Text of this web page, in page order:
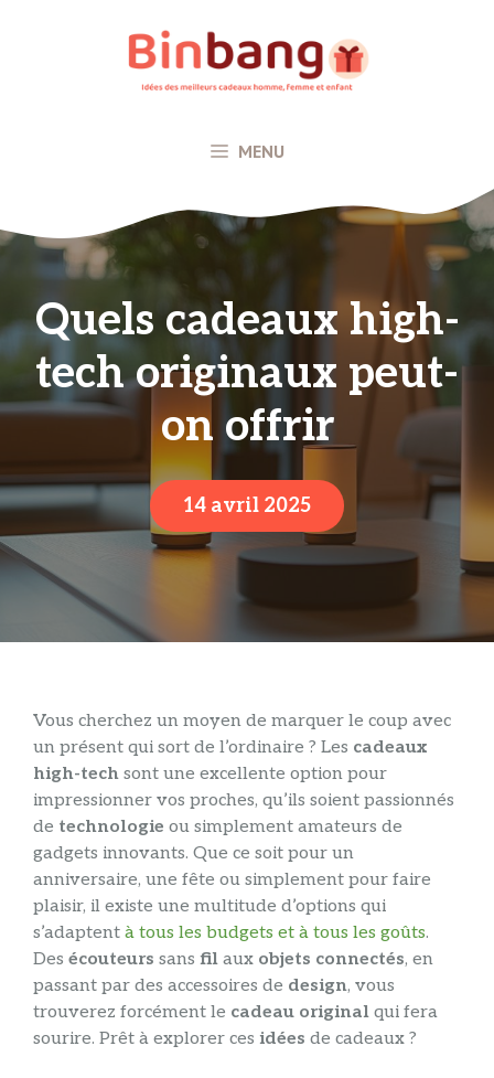
MENU
Quels cadeaux high-
tech originaux peut-
on offrir
14 avril 2025
Vous cherchez un moyen de marquer le coup avec
un présent qui sort de l’ordinaire ? Les cadeaux
high-tech sont une excellente option pour
impressionner vos proches, qu’ils soient passionnés
de technologie ou simplement amateurs de
gadgets innovants. Que ce soit pour un
anniversaire, une fête ou simplement pour faire
plaisir, il existe une multitude d’options qui
s’adaptent à tous les budgets et à tous les goûts.
Des écouteurs sans fil aux objets connectés, en
passant par des accessoires de design, vous
trouverez forcément le cadeau original qui fera
sourire. Prêt à explorer ces idées de cadeaux ?